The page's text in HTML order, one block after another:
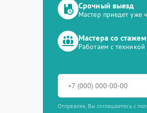
Срочный выезд
Мастер приедет уже
Мастера со
Работаем с
Отправляя, Вы соглашаетесь с